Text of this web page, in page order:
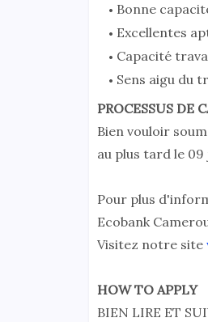
Bonne
Excellentes
Capacité
Sens aigu du
PROCESSUS DE
Bien vouloir
au plus tard le
Pour plus
Ecobank
Visitez notre site
HOW TO APPLY
BIEN LIRE ET